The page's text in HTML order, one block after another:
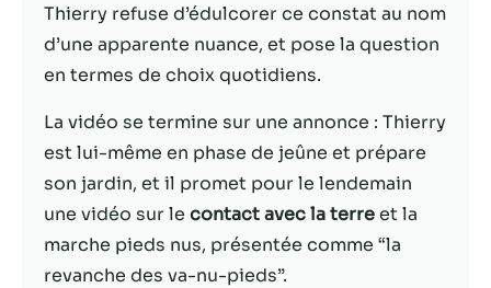
Thierry refuse d’édulcorer ce constat au nom
d’une apparente nuance, et pose la question
en termes de choix quotidiens.
La vidéo se termine sur une annonce : Thierry
est lui-même en phase de jeûne et prépare
son jardin, et il promet pour le lendemain
une vidéo sur le contact avec la terreet la
marche pieds nus, présentée comme “la
revanche des va-nu-pieds”.
Afin que notre
site Web
fonctionne
aussi bien que
de votre visite.
Si vous refusez
ces cookies,
certaines
fonctionnalités
disparaîtront
du site Web.